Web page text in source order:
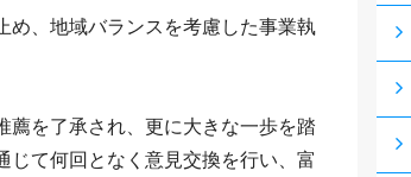
め、地域バランスを考慮した事業執
薦を了承され、更に大きな一歩を踏
て何回となく意見交換を行い、富